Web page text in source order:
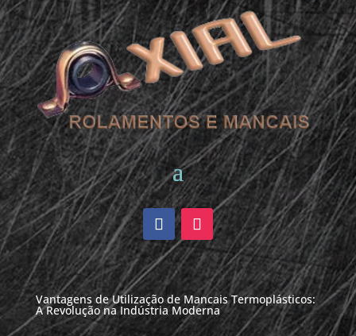
Vantagens de Utilização de Mancais Termoplásticos:
A Revolução na Indústria Moderna